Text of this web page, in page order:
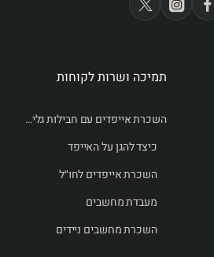
תמיכה ושרות לקוחות
השכרת אייפדים עם חבילות גלישה לחו״ל
כיצד להגן על האייפד
השכרת אייפדים לחו״ל
מעבדת מחשבים
השכרת מחשבים ניידים